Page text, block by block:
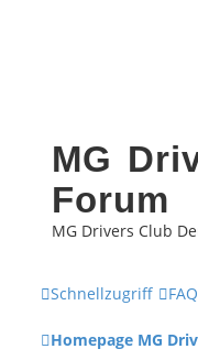
MG
Forum
MG Drivers Club
Schnellzugriff FAQ
Homepage MG